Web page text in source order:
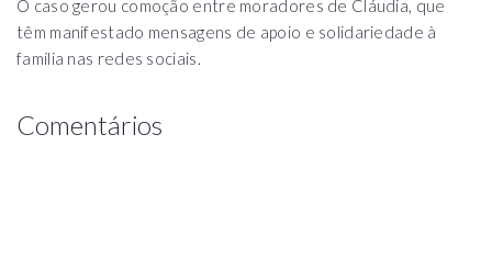
O caso gerou comoção entre moradores de Cláudia, que
têm manifestado mensagens de apoio e solidariedade à
família nas redes sociais.
Comentários